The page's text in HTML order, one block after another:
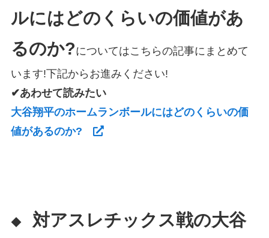
ルにはどのくらいの価値があ
るのか?についてはこちらの記事にまとめて
います!下記からお進みください!
✔あわせて読みたい
大谷翔平のホームランボールにはどのくらいの価
値があるのか?
◆ 対アスレチックス戦の大谷